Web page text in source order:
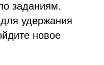
заданиям.
удержания
новое